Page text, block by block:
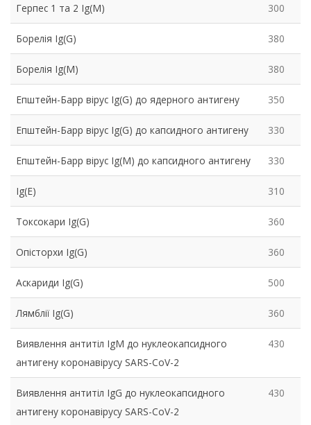
Герпес 1 та 2 Ig(M) 300
Борелія Ig(G) 380
Борелія Ig(M) 380
Епштейн-Барр вірус Ig(G) до ядерного антигену 350
Епштейн-Барр вірус Ig(G) до капсидного антигену 330
Епштейн-Барр вірус Ig(M) до капсидного антигену 330
Ig(Е) 310
Токсокари Ig(G) 360
Опісторхи Ig(G) 360
Аскариди Ig(G) 500
Лямблії Ig(G) 360
Виявлення антитіл IgM до нуклеокапсидного
антигену коронавірусу SARS-CoV-2
430
Виявлення антитіл IgG до нуклеокапсидного
антигену коронавірусу SARS-CoV-2
430